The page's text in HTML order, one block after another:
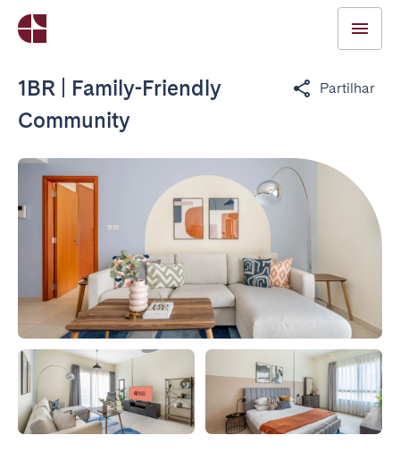
1BR | Family-Friendly
Community
Partilhar